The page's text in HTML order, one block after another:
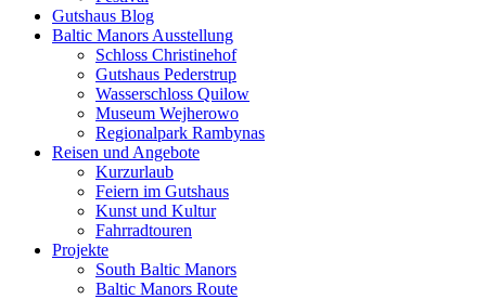
Gutshaus Blog
Baltic Manors Ausstellung
Schloss Christinehof
Gutshaus Pederstrup
Wasserschloss Quilow
Museum Wejherowo
Regionalpark Rambynas
Reisen und Angebote
Kurzurlaub
Feiern im Gutshaus
Kunst und Kultur
Fahrradtouren
Projekte
South Baltic Manors
Baltic Manors Route